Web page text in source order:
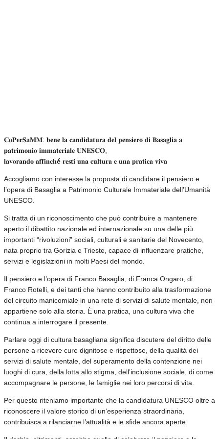
𝐂𝐨𝐏𝐞𝐫𝐒𝐚𝐌𝐌: 𝐛𝐞𝐧𝐞 𝐥𝐚 𝐜𝐚𝐧𝐝𝐢𝐝𝐚𝐭𝐮𝐫𝐚 𝐝𝐞𝐥 𝐩𝐞𝐧𝐬𝐢𝐞𝐫𝐨 𝐝𝐢 𝐁𝐚𝐬𝐚𝐠𝐥𝐢𝐚 𝐚
𝐩𝐚𝐭𝐫𝐢𝐦𝐨𝐧𝐢𝐨 𝐢𝐦𝐦𝐚𝐭𝐞𝐫𝐢𝐚𝐥𝐞 𝐔𝐍𝐄𝐒𝐂𝐎,
𝐥𝐚𝐯𝐨𝐫𝐚𝐧𝐝𝐨 𝐚𝐟𝐟𝐢𝐧𝐜𝐡é 𝐫𝐞𝐬𝐭𝐢 𝐮𝐧𝐚 𝐜𝐮𝐥𝐭𝐮𝐫𝐚 𝐞 𝐮𝐧𝐚 𝐩𝐫𝐚𝐭𝐢𝐜𝐚 𝐯𝐢𝐯𝐚
Accogliamo con interesse la proposta di candidare il pensiero e
l’opera di Basaglia a Patrimonio Culturale Immateriale dell’Umanità
UNESCO.
Si tratta di un riconoscimento che può contribuire a mantenere
aperto il dibattito nazionale ed internazionale su una delle più
importanti “rivoluzioni” sociali, culturali e sanitarie del Novecento,
nata proprio tra Gorizia e Trieste, capace di influenzare pratiche,
servizi e legislazioni in molti Paesi del mondo.
Il pensiero e l’opera di Franco Basaglia, di Franca Ongaro, di
Franco Rotelli, e dei tanti che hanno contribuito alla trasformazione
del circuito manicomiale in una rete di servizi di salute mentale, non
appartiene solo alla storia. È una pratica, una cultura viva che
continua a interrogare il presente.
Parlare oggi di cultura basagliana significa discutere del diritto delle
persone a ricevere cure dignitose e rispettose, della qualità dei
servizi di salute mentale, del superamento della contenzione nei
luoghi di cura, della lotta allo stigma, dell’inclusione sociale, di come
accompagnare le persone, le famiglie nei loro percorsi di vita.
Per questo riteniamo importante che la candidatura UNESCO oltre a
riconoscere il valore storico di un’esperienza straordinaria,
contribuisca a rilanciarne l’attualità e le sfide ancora aperte.